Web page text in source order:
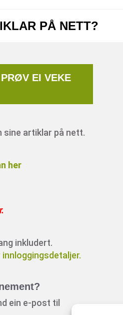
PÅ NETT?
EI VEKE
sine artiklar på nett.
her
.
inkludert.
ein e-post til